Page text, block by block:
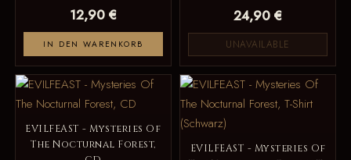
12,90 €
IN DEN WARENKORB
24,90 €
UNAVAILABLE
EVILFEAST - Mysteries Of
The Nocturnal Forest,
EVILFEAST - Mysteries Of